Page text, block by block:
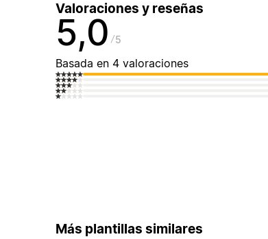
Valoraciones y reseñas
5,0 5
Basada en 4 valoraciones
Más plantillas similares